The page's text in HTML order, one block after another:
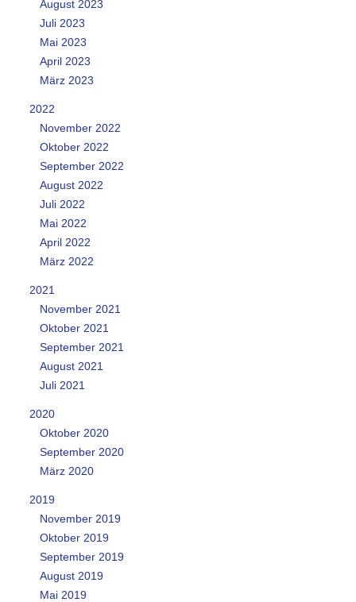
August 2023
Juli 2023
Mai 2023
April 2023
März 2023
2022
November 2022
Oktober 2022
September 2022
August 2022
Juli 2022
Mai 2022
April 2022
März 2022
2021
November 2021
Oktober 2021
September 2021
August 2021
Juli 2021
2020
Oktober 2020
September 2020
März 2020
2019
November 2019
Oktober 2019
September 2019
August 2019
Mai 2019